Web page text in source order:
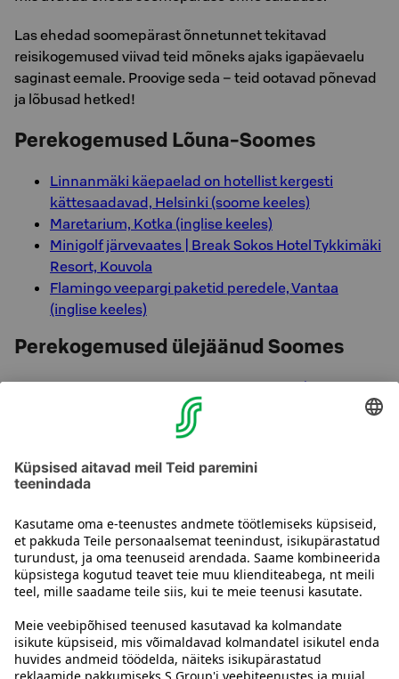
Las ehedad soomepärast õnnetunnet tekitavad
reisikogemused viivad teid mõneks ajaks igapäevaelu
saginast eemale. Proovige seda – teid ootavad põnevad
ja lõbusad hetked!
Perekogemused Lõuna-Soomes
Linnanmäki käepaelad on hotellist kergesti
kättesaadavad, Helsinki (soome keeles)
Maretarium, Kotka (inglise keeles)
Minigolf järvevaates | Break Sokos Hotel Tykkimäki
Resort, Kouvola
Flamingo veepargi paketid peredele, Vantaa
(inglise keeles)
Perekogemused ülejäänud Soomes
Koli Koli võlumetsa loodusrada, Lieksa (soome
Kirstu-põgenemistoad, Nurmes (inglise keeles)
Jagatud kogemus on õnnelik hetk. Mõned kogemused
inimesi. Loe lähemalt kogemuste endi lehtedelt.
Võta meiega ühendust
Hotelli kontaktandmed